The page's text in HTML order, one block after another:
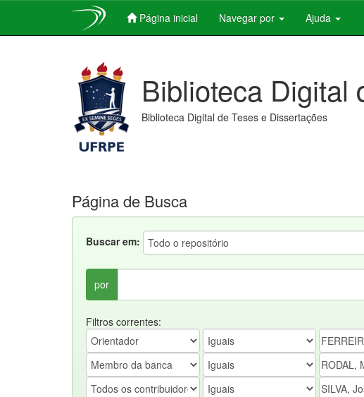
Página inicial Navegar por Ajuda
Biblioteca Digital
Biblioteca Digital de Teses e Dissertações
Página de Busca
Buscar em:
por
Filtros correntes: